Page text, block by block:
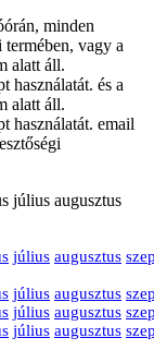
minden
vagy a
alatt áll.
használatát. és a
alatt áll.
használatát. email
július augusztus
július augusztus
július augusztus
július augusztus
július augusztus